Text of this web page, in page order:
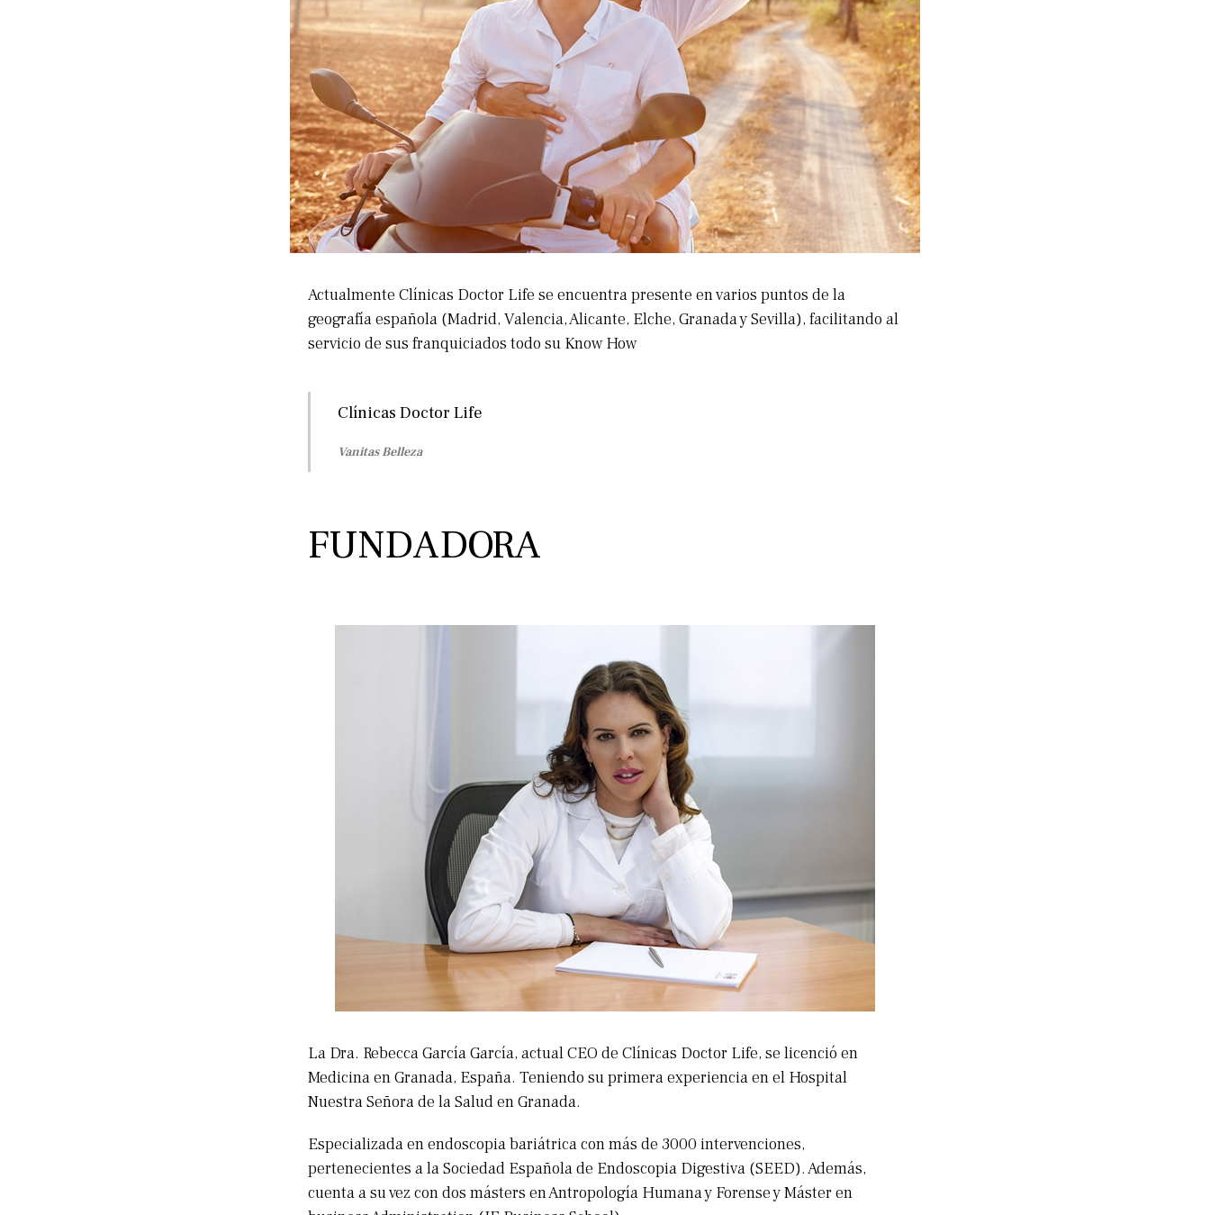
Actualmente Clínicas Doctor Life se encuentra presente en varios puntos de la
geografía española (Madrid, Valencia, Alicante, Elche, Granada y Sevilla), facilitando al
servicio de sus franquiciados todo su Know How
Clínicas Doctor Life
Vanitas Belleza
FUNDADORA
La Dra. Rebecca García García, actual CEO de Clínicas Doctor Life, se licenció en
Medicina en Granada, España. Teniendo su primera experiencia en el Hospital
Nuestra Señora de la Salud en Granada.
Especializada en endoscopia bariátrica con más de 3000 intervenciones,
pertenecientes a la Sociedad Española de Endoscopia Digestiva (SEED). Además,
cuenta a su vez con dos másters en Antropología Humana y Forense y Máster en